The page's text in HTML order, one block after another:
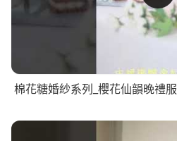
棉花糖婚紗系列_櫻花仙韻晚禮服